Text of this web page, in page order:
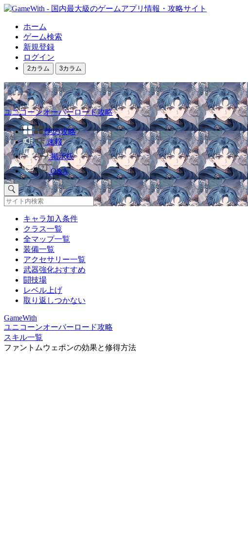
ホーム
ゲーム検索
新規登録
ログイン
2カラム 3カラム
ユニコーンオーバーロード攻略
他の攻略
速報
掲示板
Q&A
キャラ加入条件
クラス一覧
全マップ一覧
装備一覧
アクセサリー一覧
武器強化おすすめ
闘技場
レベル上げ
取り返しつかない
GameWith
ユニコーンオーバーロード攻略
スキル一覧
ファントムウェポンの効果と修得方法